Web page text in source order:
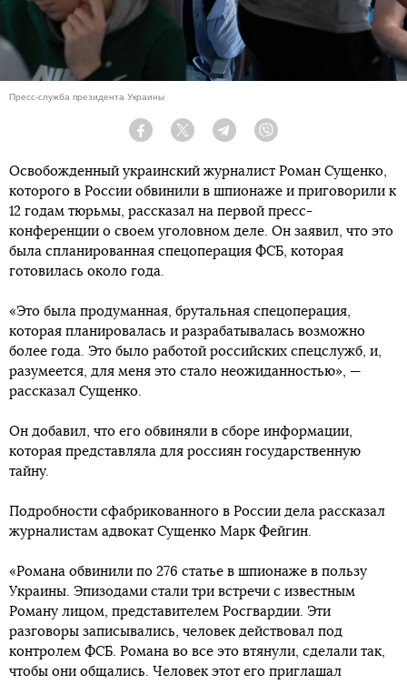
Пресс-служба президента Украины
Facebook Twitter Telegram
Освобожденный украинский журналист Роман Сущенко,
которого в России обвинили в шпионаже и приговорили к
12 годам тюрьмы, рассказал на первой пресс-
конференции о своем уголовном деле. Он заявил, что это
была спланированная спецоперация ФСБ, которая
готовилась около года.
«Это была продуманная, брутальная спецоперация,
которая планировалась и разрабатывалась возможно
более года. Это было работой российских спецслужб, и,
разумеется, для меня это стало неожиданностью», —
рассказал Сущенко.
Он добавил, что его обвиняли в сборе информации,
которая представляла для россиян государственную
тайну.
Подробности сфабрикованного в России дела рассказал
журналистам адвокат Сущенко Марк Фейгин.
«Романа обвинили по 276 статье в шпионаже в пользу
Украины. Эпизодами стали три встречи с известным
Роману лицом, представителем Росгвардии. Эти
разговоры записывались, человек действовал под
контролем ФСБ. Романа во все это втянули, сделали так,
чтобы они общались. Человек этот его приглашал